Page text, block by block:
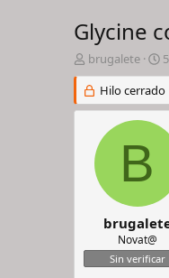
Glycine
I
n
i
c
h
i
brugalete
F
e
c
h
d
i
c
o
Hilo cerrado
B
Novat@
Sin verificar